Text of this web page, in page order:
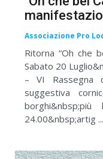
Associazione Pro
Ritorna “Oh che
Sabato 20
– VI Rassegna
suggestiva
24.00&nbsp;artig ...